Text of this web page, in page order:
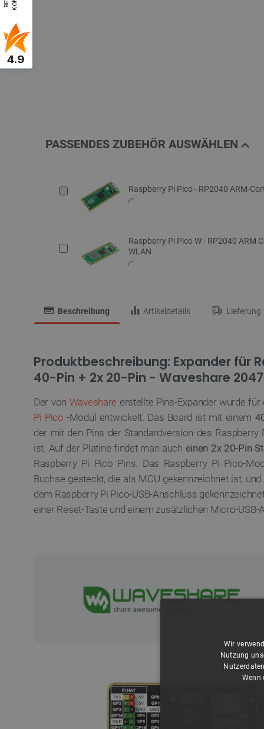
4.9
PASSENDES ZUBEHÖR AUSWÄHLEN
Raspberry Pi Pico - RP2040 ARM-
Raspberry Pi Pico W - RP2040 ARM
WLAN
Beschreibung Artikeldetails Lieferung
Produktbeschreibung: Expander für
40-Pin + 2x 20-Pin - Waveshare
Der von Waveshare erstellte Pins-Expander wurde
Pi Pico -Modul entwickelt. Das Board ist mit einem
der mit den Pins der Standardversion des
ist. Auf der Platine findet man auch einen 2x 20-Pin
Raspberry Pi Pico Pins. Das Raspberry Pi Pico-
Buchse gesteckt, die als MCU gekennzeichnet ist,
dem Raspberry Pi Pico-USB-Anschluss
einer Reset-Taste und einem zusätzlichen Micro-USB-
Wir
Nutzung
Wenn